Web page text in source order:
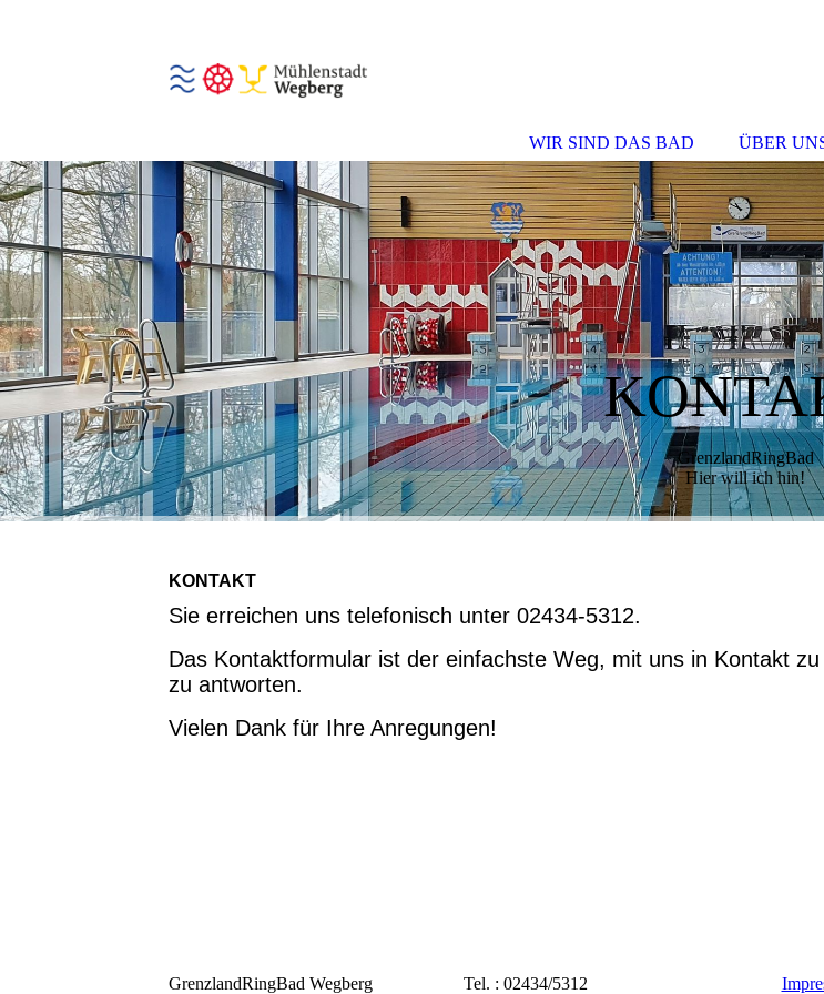
GrenzlandRingBad
Hier will ich hin!
KONTAKT
Sie erreichen uns telefonisch unter 02434-5312.
Das Kontaktformular ist der einfachste Weg, mit uns in Kontakt
zu antworten.
Vielen Dank für Ihre Anregungen!
GrenzlandRingBad Wegberg Tel. : 02434/5312
WIR SIND DAS BAD ÜBER